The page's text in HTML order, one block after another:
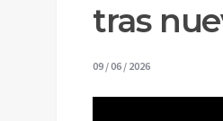
tras
09 / 06 / 2026